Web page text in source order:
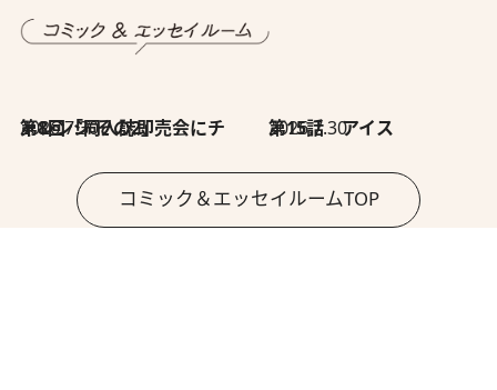
2026.7.30
第8回「同人誌即売会にチャレンジ その2」 2026.7.30
第15話 アイス
コミック＆エッセイルームTOP